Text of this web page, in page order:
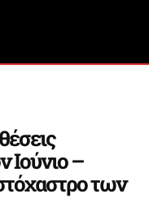
Ιούνιο –
των